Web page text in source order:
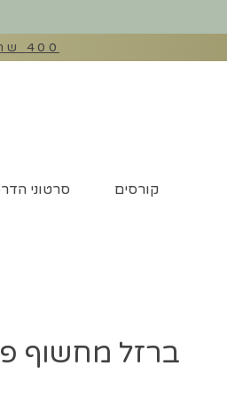
400 שח הנחה בהזנת קוד קופון: EXTRA400 לכל מכונות התפירה באתר
קורסים סרטוני
ברזל מחשוף